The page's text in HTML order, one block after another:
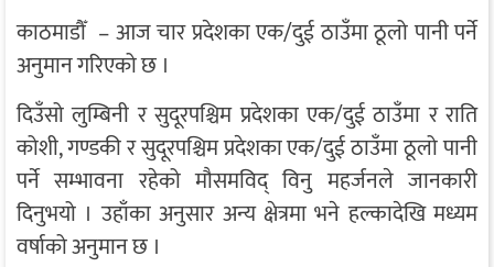
काठमाडौँ – आज चार प्रदेशका एक/दुई ठाउँमा ठूलो पानी पर्ने
अनुमान गरिएको छ ।
दिउँसो लुम्बिनी र सुदूरपश्चिम प्रदेशका एक/दुई ठाउँमा र राति
कोशी, गण्डकी र सुदूरपश्चिम प्रदेशका एक/दुई ठाउँमा ठूलो पानी
पर्ने सम्भावना रहेको मौसमविद् विनु महर्जनले जानकारी
दिनुभयो । उहाँका अनुसार अन्य क्षेत्रमा भने हल्कादेखि मध्यम
वर्षाको अनुमान छ ।